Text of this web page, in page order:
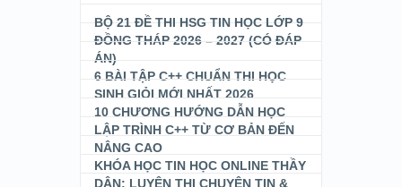
BỘ 21 ĐỀ THI HSG TIN HỌC LỚP 9
ĐỒNG THÁP 2026 – 2027 (CÓ ĐÁP
ÁN)
6 BÀI TẬP C++ CHUẨN THI HỌC
SINH GIỎI MỚI NHẤT 2026
10 CHƯƠNG HƯỚNG DẪN HỌC
LẬP TRÌNH C++ TỪ CƠ BẢN ĐẾN
NÂNG CAO
KHÓA HỌC TIN HỌC ONLINE THẦY
DÂN: LUYỆN THI CHUYÊN TIN &